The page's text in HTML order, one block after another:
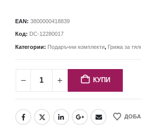
EAN: 3800000418839
Код: DC-12280017
Категории: Подаръчни комплекти, Грижа за
КУПИ